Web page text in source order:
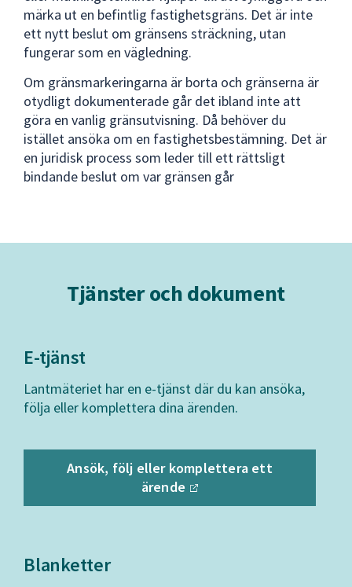
märka ut en befintlig fastighetsgräns. Det är inte
ett nytt beslut om gränsens sträckning, utan
fungerar som en vägledning.
Om gränsmarkeringarna är borta och gränserna är
otydligt dokumenterade går det ibland inte att
göra en vanlig gränsutvisning. Då behöver du
istället ansöka om en fastighetsbestämning. Det är
en juridisk process som leder till ett rättsligt
bindande beslut om var gränsen går
Tjänster och dokument
E-tjänst
Lantmäteriet har en e-tjänst där du kan ansöka,
följa eller komplettera dina ärenden.
Ansök, följ eller komplettera ett
ärende
Blanketter